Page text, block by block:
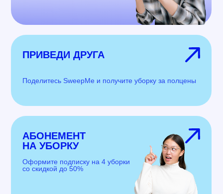
ПРИВЕДИ ДРУГА
Поделитесь SweepMe и получите уборку за полцены
АБОНЕМЕНТ
НА УБОРКУ
Оформите подписку на 4 уборки
со скидкой до 50%